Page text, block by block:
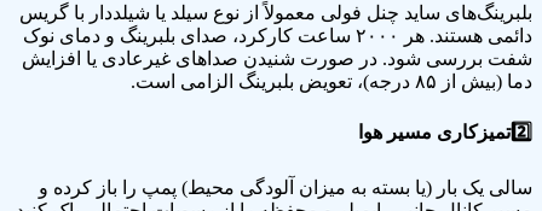
بلبرینگ‌های ساید چنل فولی معمولاً از نوع سیلد یا شیلددار با گریس
دائمی هستند. هر ۲۰۰۰ ساعت کارکرد، صدای بلبرینگ و دمای نوک
شفت بررسی شود. در صورت شنیدن صداهای غیرعادی یا افزایش
دما (بیش از ۸۵ درجه)، تعویض بلبرینگ الزامی است.
2️⃣تمیزکاری مسیر هوا
سالی یک بار (یا بسته به میزان آلودگی محیط) پمپ را باز کرده و